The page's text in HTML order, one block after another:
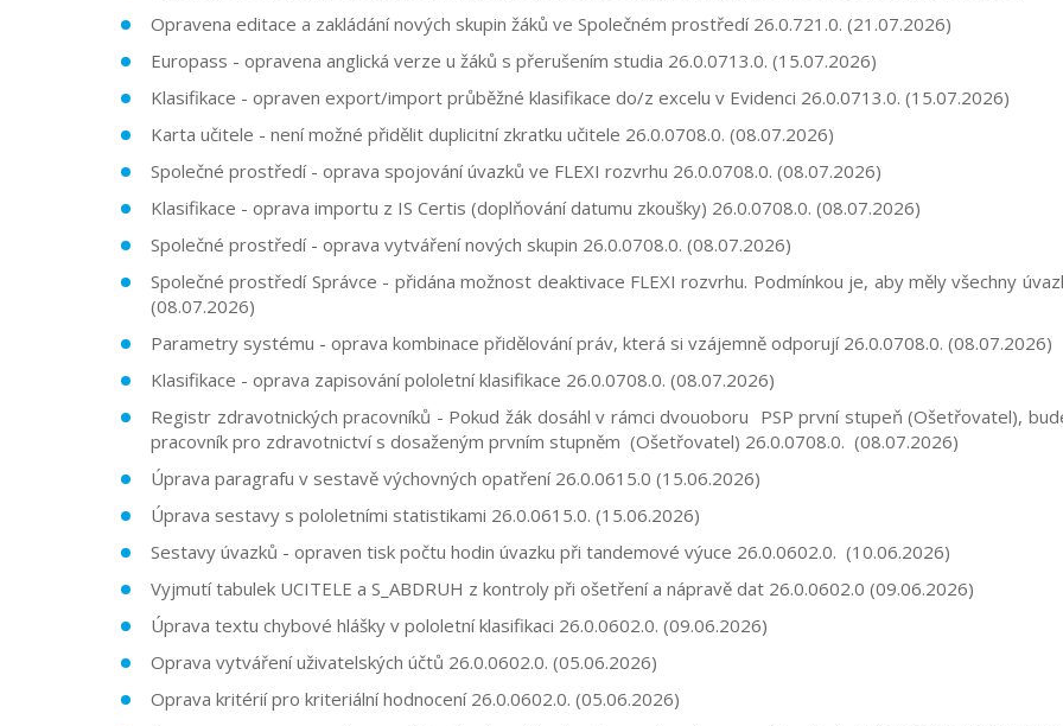
Opravena editace a zakládání nových skupin žáků ve Společném prostředí 26.0.721.0. (21.07.2026)
Europass - opravena anglická verze u žáků s přerušením studia 26.0.0713.0. (15.07.2026)
Klasifikace - opraven export/import průběžné klasifikace do/z excelu v Evidenci 26.0.0713.0. (15.07.2026)
Karta učitele - není možné přidělit duplicitní zkratku učitele 26.0.0708.0. (08.07.2026)
Společné prostředí - oprava spojování úvazků ve FLEXI rozvrhu 26.0.0708.0. (08.07.2026)
Klasifikace - oprava importu z IS Certis (doplňování datumu zkoušky) 26.0.0708.0. (08.07.2026)
Společné prostředí - oprava vytváření nových skupin 26.0.0708.0. (08.07.2026)
Společné prostředí Správce - přidána možnost deaktivace FLEXI rozvrhu. Podmínkou je, aby měly všechny
(08.07.2026)
Parametry systému - oprava kombinace přidělování práv, která si vzájemně odporují 26.0.0708.0. (08.07.2026)
Klasifikace - oprava zapisování pololetní klasifikace 26.0.0708.0. (08.07.2026)
Registr zdravotnických pracovníků - Pokud žák dosáhl v rámci dvouoboru PSP první stupeň (Ošetřovatel),
pracovník pro zdravotnictví s dosaženým prvním stupněm (Ošetřovatel) 26.0.0708.0. (08.07.2026)
Úprava paragrafu v sestavě výchovných opatření 26.0.0615.0 (15.06.2026)
Úprava sestavy s pololetními statistikami 26.0.0615.0. (15.06.2026)
Sestavy úvazků - opraven tisk počtu hodin úvazku při tandemové výuce 26.0.0602.0. (10.06.2026)
Vyjmutí tabulek UCITELE a S_ABDRUH z kontroly při ošetření a nápravě dat 26.0.0602.0 (09.06.2026)
Úprava textu chybové hlášky v pololetní klasifikaci 26.0.0602.0. (09.06.2026)
Oprava vytváření uživatelských účtů 26.0.0602.0. (05.06.2026)
Oprava kritérií pro kriteriální hodnocení 26.0.0602.0. (05.06.2026)